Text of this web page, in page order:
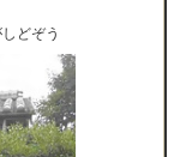
どぞう